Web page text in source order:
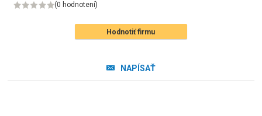
(0 hodnotení)
Hodnotiť firmu
NAPÍSAŤ